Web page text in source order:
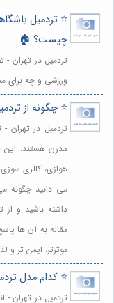
⭐️ تردمیل
چیست؟ 🏠
تردمیل در تهران -
ورزشی و چه برای
⭐️ چگونه از
تردمیل در تهران
مدرن هستند. این
هوازی، کالری
می دانید چگونه
داشته باشید و از
مقاله به آن ها
موثرتر، ایمن تر
⭐️ کدام مدل
تردمیل در تهران